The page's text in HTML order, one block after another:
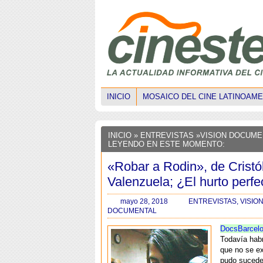
INICIO MOSAICO DEL CINE
INICIO » ENTREVISTAS »VISION
LEYENDO EN ESTE MOMENTO:
«Robar a Rodin», de
Valenzuela; ¿El hurto
mayo 28, 2018 ENTREVISTAS VISION
DOCUMENTAL
Todavía
que no se
pudo